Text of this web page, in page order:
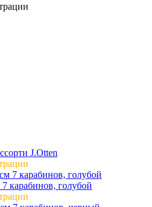
J.Otten
карабинов, голубой